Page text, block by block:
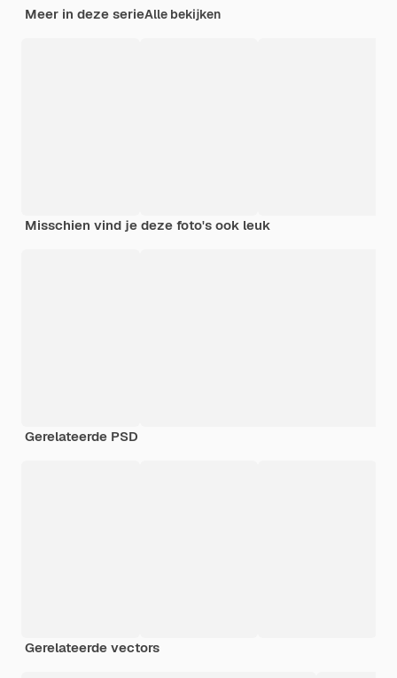
Meer in deze serieAlle bekijken
Misschien vind je deze foto's ook leuk
Gerelateerde PSD
Gerelateerde vectors